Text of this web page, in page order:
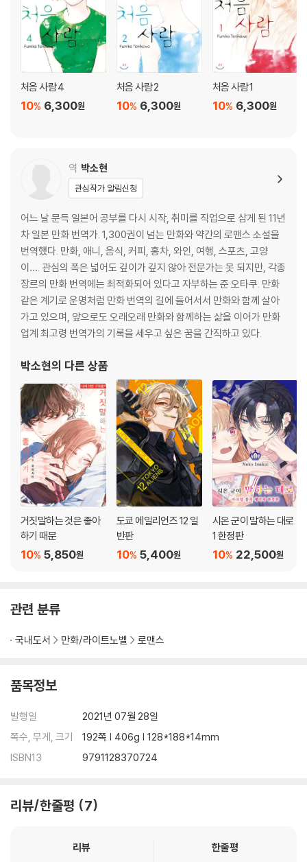
처음 사람 4
6,300원
10%
처음 사람 2
6,300원
10%
처음 사람 1
6,300원
10%
역 박소현
관심작가 알림신청
어느 날 문득 일본어 공부를 다시 시작, 취미를 직업으로 삼게 된 11년
차 일본 만화 번역가. 1,300권이 넘는 만화와 약간의 로맨스 소설을
번역했다. 만화, 애니, 음식, 커피, 홍차, 와인, 여행, 스포츠, 고양
이…. 관심의 폭은 넓어도 깊이가 깊지 않아 전문가는 못 되지만, 각종
장르의 만화 번역에는 최적화되어 있다고 자부하는 준 오타쿠. 만화
같은 계기로 운명처럼 만화 번역의 길에 들어서서 만화와 함께 살아
가고 있으며, 앞으로도 오래오래 만화와 함께하는 삶을 이어가 만화
업계 최고령 번역가의 기록을 세우고 싶은 꿈을 간직하고 있다.
박소현의 다른 상품
거짓말하는 것은 좋아
하기 때문
5,850원
10%
도쿄 에일리언즈 12 일
반판
5,400원
10%
시온 군이 말하는 대로
1 한정판
22,500원
10%
관련 분류
국내도서 만화/라이트노벨 로맨스
품목정보
발행일
2021년 07월 28일
쪽수, 무게, 크기
192쪽 | 406g | 128*188*14mm
ISBN13
9791128370724
리뷰/한줄평 7
리뷰 한줄평